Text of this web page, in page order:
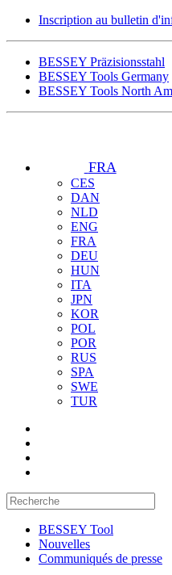
Inscription au bulletin
BESSEY Präzisionsstahl
BESSEY Tools Germany
BESSEY Tools North
FRA
CES
DAN
NLD
ENG
FRA
DEU
HUN
ITA
JPN
KOR
POL
POR
RUS
SPA
SWE
TUR
BESSEY Tool
Nouvelles
Communiqués de presse